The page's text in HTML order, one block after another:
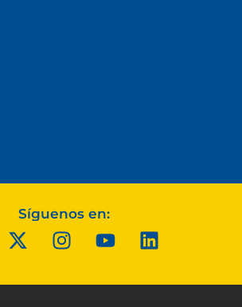
Síguenos en: